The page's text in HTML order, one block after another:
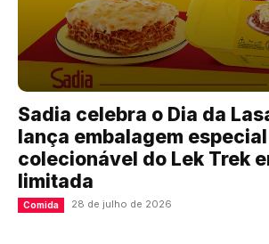
Sadia celebra o Dia da
lança embalagem
colecionável do Lek Trek
limitada
Comida 28 de julho de 2026